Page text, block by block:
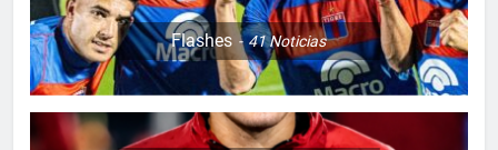
Flashes 41Noticias